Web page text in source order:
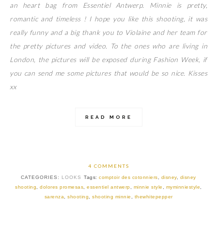
an heart bag from Essentiel Antwerp. Minnie is pretty,
romantic and timeless ! I hope you like this shooting, it was
really funny and a big thank you to Violaine and her team for
the pretty pictures and video. To the ones who are living in
London, the pictures will be exposed during Fashion Week, if
you can send me some pictures that would be so nice. Kisses
xx
READ MORE
4 COMMENTS
CATEGORIES: LOOKS Tags:comptoir des cotonniers disney, disney
shooting
,dolores promesas ,essentiel antwerp minnie style myminniestyle
sarenza
shooting shooting minnie thewhitepepper